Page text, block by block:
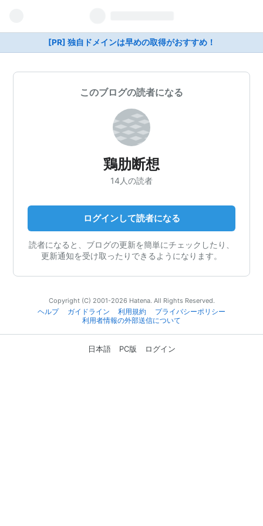
[PR] 独自ドメインは早めの取得がおすすめ！
このブログの読者になる
鶏肋断想
14人の読者
ログインして読者になる
読者になると、ブログの更新を簡単にチェックしたり、
更新通知を受け取ったりできるようになります。
Copyright (C) 2001-2026 Hatena. All Rights Reserved.
ヘルプ
ガイドライン 利用規約
プライバシーポリシー
利用者情報の外部送信について
日本語 PC版 ログイン